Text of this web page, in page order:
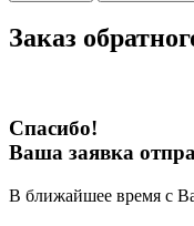
Заказ
Спасибо!
Ваша заявка
В ближайшее время с